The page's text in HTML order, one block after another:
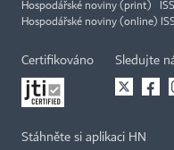
Hospodářské noviny (print)
Hospodářské noviny (online)
Certifikováno Sledujte
Stáhněte si aplikaci HN